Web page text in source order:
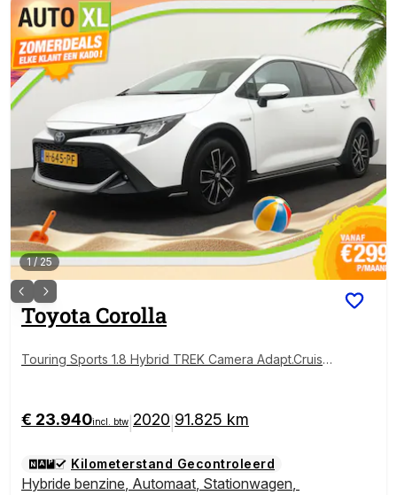
1/25
ToyotaCorolla
Touring Sports 1.8 Hybrid TREK Camera Adapt.Cruise
€ 23.940incl. btw 2020 91.825 km
Kilometerstand Gecontroleerd
Hybride benzine, Automaat, Stationwagen,